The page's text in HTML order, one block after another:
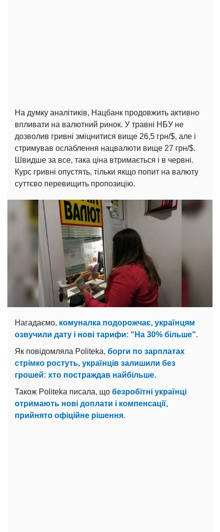
На думку аналітиків, Нацбанк продовжить активно
впливати на валютний ринок. У травні НБУ не
дозволив гривні зміцнитися вище 26,5 грн/$, але і
стримував ослаблення нацвалюти вище 27 грн/$.
Швидше за все, така ціна втримається і в червні.
Курс гривні опустять, тільки якщо попит на валюту
суттєво перевищить пропозицію.
Нагадаємо, комуналка подорожчає, українцям
озвучили дату і нові тарифи: "На 30% більше".
Як повідомляла Politeka, борги по зарплатах
стрімко ростуть, українців залишили без
грошей: хто постраждав найбільше.
Також Politeka писала, що безробітні українці
отримають нові доплати і компенсації,
прийнято офіційне рішення.